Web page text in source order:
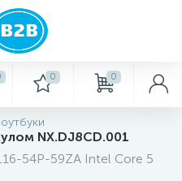
0 0
NX.DJ8CD.001
54P-59ZA Intel Core 5